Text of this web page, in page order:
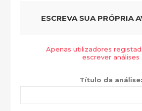
ESCREVA SUA PRÓPRIA
Apenas utilizadores
escrever análises
Título da análise: